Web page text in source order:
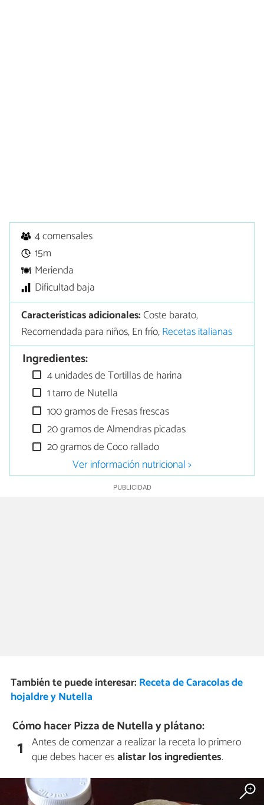
4 comensales
15m
Merienda
Dificultad baja
Características adicionales:Coste barato,
Recomendada para niños, En frío,Recetas italianas
Ingredientes:
4 unidades de Tortillas de harina
1 tarro de Nutella
100 gramos de Fresas frescas
20 gramos de Almendras picadas
20 gramos de Coco rallado
Ver información nutricional >
También te puede interesar: Receta de Caracolas de
hojaldre y Nutella
Cómo hacer Pizza de Nutella y plátano:
1 Antes de comenzar a realizar la receta lo primero
que debes hacer esalistar los ingredientes.